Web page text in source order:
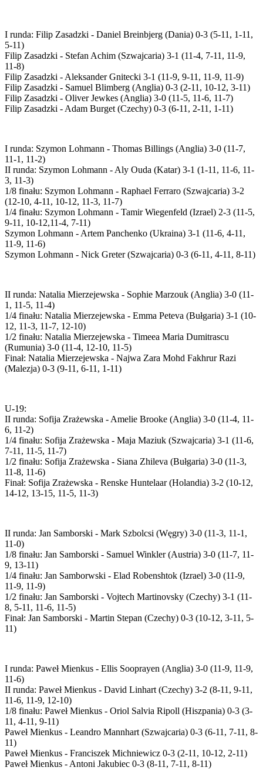
I runda: Filip Zasadzki - Daniel Breinbjerg (Dania) 0-3 (5-11, 1-11,
5-11)
Filip Zasadzki - Stefan Achim (Szwajcaria) 3-1 (11-4, 7-11, 11-9,
11-8)
Filip Zasadzki - Aleksander Gnitecki 3-1 (11-9, 9-11, 11-9, 11-9)
Filip Zasadzki - Samuel Blimberg (Anglia) 0-3 (2-11, 10-12, 3-11)
Filip Zasadzki - Oliver Jewkes (Anglia) 3-0 (11-5, 11-6, 11-7)
Filip Zasadzki - Adam Burget (Czechy) 0-3 (6-11, 2-11, 1-11)
I runda: Szymon Lohmann - Thomas Billings (Anglia) 3-0 (11-7,
11-1, 11-2)
II runda: Szymon Lohmann - Aly Ouda (Katar) 3-1 (1-11, 11-6, 11-
3, 11-3)
1/8 finału: Szymon Lohmann - Raphael Ferraro (Szwajcaria) 3-2
(12-10, 4-11, 10-12, 11-3, 11-7)
1/4 finału: Szymon Lohmann - Tamir Wiegenfeld (Izrael) 2-3 (11-5,
9-11, 10-12,11-4, 7-11)
Szymon Lohmann - Artem Panchenko (Ukraina) 3-1 (11-6, 4-11,
11-9, 11-6)
Szymon Lohmann - Nick Greter (Szwajcaria) 0-3 (6-11, 4-11, 8-11)
II runda: Natalia Mierzejewska - Sophie Marzouk (Anglia) 3-0 (11-
1, 11-5, 11-4)
1/4 finału: Natalia Mierzejewska - Emma Peteva (Bułgaria) 3-1 (10-
12, 11-3, 11-7, 12-10)
1/2 finału: Natalia Mierzejewska - Timeea Maria Dumitrascu
(Rumunia) 3-0 (11-4, 12-10, 11-5)
Finał: Natalia Mierzejewska - Najwa Zara Mohd Fakhrur Razi
(Malezja) 0-3 (9-11, 6-11, 1-11)
U-19:
II runda: Sofija Zrażewska - Amelie Brooke (Anglia) 3-0 (11-4, 11-
6, 11-2)
1/4 finału: Sofija Zrażewska - Maja Maziuk (Szwajcaria) 3-1 (11-6,
7-11, 11-5, 11-7)
1/2 finału: Sofija Zrażewska - Siana Zhileva (Bułgaria) 3-0 (11-3,
11-8, 11-6)
Finał: Sofija Zrażewska - Renske Huntelaar (Holandia) 3-2 (10-12,
14-12, 13-15, 11-5, 11-3)
II runda: Jan Samborski - Mark Szbolcsi (Węgry) 3-0 (11-3, 11-1,
11-0)
1/8 finału: Jan Samborski - Samuel Winkler (Austria) 3-0 (11-7, 11-
9, 13-11)
1/4 finału: Jan Samborwski - Elad Robenshtok (Izrael) 3-0 (11-9,
11-9, 11-9)
1/2 finału: Jan Samborski - Vojtech Martinovsky (Czechy) 3-1 (11-
8, 5-11, 11-6, 11-5)
Finał: Jan Samborski - Martin Stepan (Czechy) 0-3 (10-12, 3-11, 5-
11)
I runda: Paweł Mienkus - Ellis Sooprayen (Anglia) 3-0 (11-9, 11-9,
11-6)
II runda: Paweł Mienkus - David Linhart (Czechy) 3-2 (8-11, 9-11,
11-6, 11-9, 12-10)
1/8 finału: Paweł Mienkus - Oriol Salvia Ripoll (Hiszpania) 0-3 (3-
11, 4-11, 9-11)
Paweł Mienkus - Leandro Mannhart (Szwajcaria) 0-3 (6-11, 7-11, 8-
11)
Paweł Mienkus - Franciszek Michniewicz 0-3 (2-11, 10-12, 2-11)
Paweł Mienkus - Antoni Jakubiec 0-3 (8-11, 7-11, 8-11)